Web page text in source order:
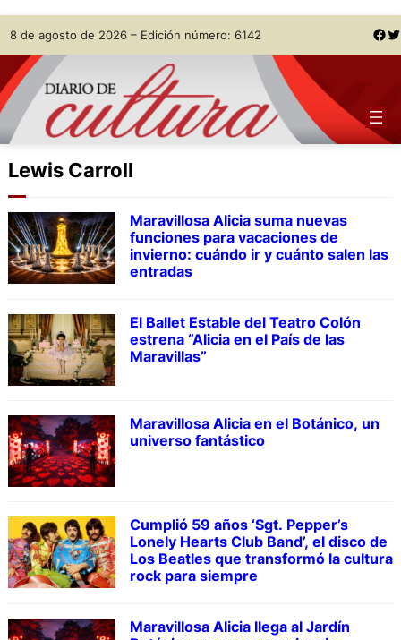
Skip
to
content
8 de agosto de 2026 – Edición número: 6142 Facebook Twitter
Lewis Carroll
Maravillosa Alicia suma nuevas
funciones para vacaciones de
invierno: cuándo ir y cuánto salen las
entradas
El Ballet Estable del Teatro Colón
estrena “Alicia en el País de las
Maravillas”
Maravillosa Alicia en el Botánico, un
universo fantástico
Cumplió 59 años ‘Sgt. Pepper’s
Lonely Hearts Club Band’, el disco de
Los Beatles que transformó la cultura
rock para siempre
Maravillosa Alicia llega al Jardín